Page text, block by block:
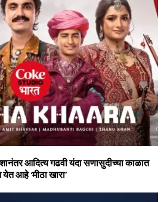
आदित्‍य गढवी यंदा सणासुदीच्‍या काळात
आहे ‘मीठा खारा’